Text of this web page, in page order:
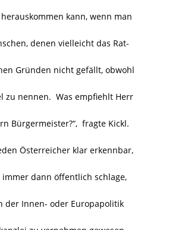
kann, wenn man
denen vielleicht das Rat-
Gründen nicht gefällt, obwohl
zu nennen. Was empfiehlt Herr
Bürgermeister?“, fragte Kickl.
Österreicher klar erkennbar,
dann öffentlich schlage,
der Innen- oder Europapolitik